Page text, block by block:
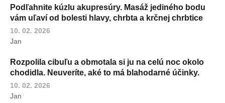
Podľahnite kúzlu akupresúry. Masáž jediného bodu
vám uľaví od bolesti hlavy, chrbta a krčnej chrbtice
10. 02. 2026
Jan
Rozpolila cibuľu a obmotala si ju na celú noc okolo
chodidla. Neuveríte, aké to má blahodarné účinky.
10. 02. 2026
Jan